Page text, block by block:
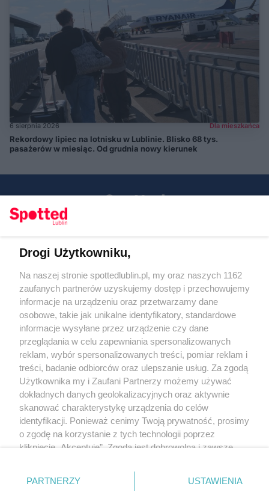
6 sierpnia 2026 Dla mieszkańca
Rekordowy lipiec na lotnisku w Lublinie. Blisko 68 tys.
pasażerów w miesiąc. Od grudnia nowy kierunek
KATEGORIE
OGŁOSZENIA
WYDARZENIA
NA SKRÓTY
Regulamin
Polityka prywatności
RODO
Warunki korzystania z treści
Drogi Użytkowniku,
Na naszej stronie spottedlublin.pl, my oraz naszych 1162
zaufanych partnerów uzyskujemy dostęp i przechowujemy
informacje na urządzeniu oraz przetwarzamy dane
osobowe, takie jak unikalne identyfikatory, standardowe
informacje wysyłane przez urządzenie czy dane
przeglądania w celu zapewniania spersonalizowanych
reklam, wybór spersonalizowanych treści, pomiar reklam i
treści, badanie odbiorców oraz ulepszanie usług. Za zgodą
Użytkownika my i Zaufani Partnerzy możemy używać
dokładnych danych geolokalizacyjnych oraz aktywnie
skanować charakterystykę urządzenia do celów
identyfikacji. Ponieważ cenimy Twoją prywatność, prosimy
o zgodę na korzystanie z tych technologii poprzez
kliknięcie „Akceptuję”. Zgoda jest dobrowolna i zawsze
prywatności znajdujący się w lewym dolnym rogu strony
. Niektóre rodzaje przetwarzania danych nie wymagają
PARTNERZY USTAWIENIA